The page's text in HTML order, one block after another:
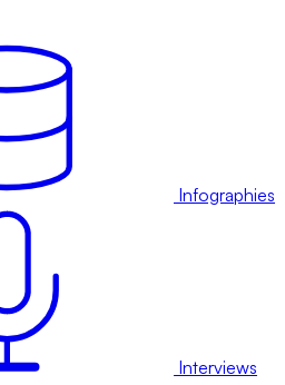
Infographies
Interviews